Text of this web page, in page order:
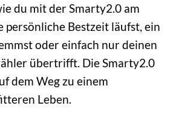
du mit der Smarty2.0 am
persönliche Bestzeit läufst, ein
oder einfach nur deinen
übertrifft. Die Smarty2.0
dem Weg zu einem
Leben.